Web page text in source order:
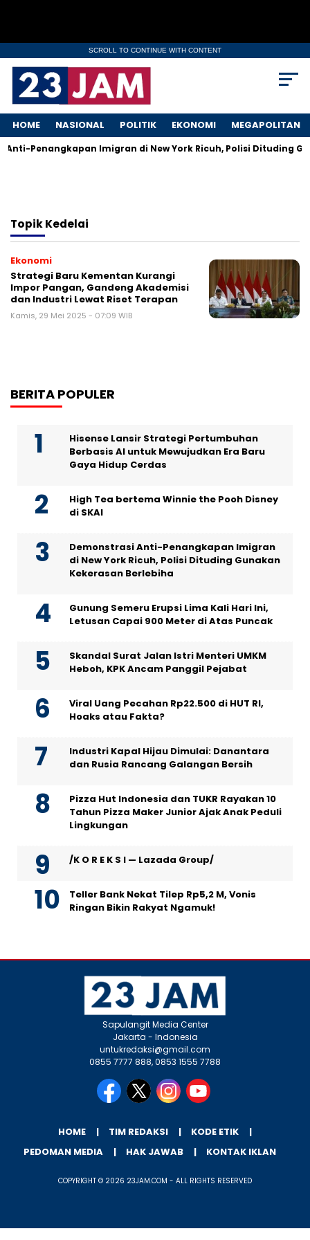
SCROLL TO CONTINUE WITH CONTENT
HOME NASIONAL POLITIK EKONOMI MEGAPOLITAN
Penangkapan Imigran di New York Ricuh, Polisi Dituding
TopikKedelai
Ekonomi
Strategi Baru Kementan Kurangi
Impor Pangan, Gandeng Akademisi
dan Industri Lewat Riset Terapan
Kamis, 29 Mei 2025 - 07:09 WIB
BERITA POPULER
Hisense Lansir Strategi Pertumbuhan
Berbasis AI untuk Mewujudkan Era Baru
Gaya Hidup Cerdas
High Tea bertema Winnie the Pooh Disney
di SKAI
Demonstrasi Anti-Penangkapan Imigran
di New York Ricuh, Polisi Dituding Gunakan
Kekerasan Berlebiha
Gunung Semeru Erupsi Lima Kali Hari Ini,
Letusan Capai 900 Meter di Atas Puncak
Skandal Surat Jalan Istri Menteri UMKM
Heboh, KPK Ancam Panggil Pejabat
Viral Uang Pecahan Rp22.500 di HUT RI,
Hoaks atau Fakta?
Industri Kapal Hijau Dimulai: Danantara
dan Rusia Rancang Galangan Bersih
Pizza Hut Indonesia dan TUKR Rayakan 10
Tahun Pizza Maker Junior Ajak Anak Peduli
Lingkungan
/K O R E K S I — Lazada Group/
Teller Bank Nekat Tilep Rp5,2 M, Vonis
Ringan Bikin Rakyat Ngamuk!
Sapulangit Media Center
Jakarta - Indonesia
untukredaksi@gmail.com
0855 7777 888, 0853 1555 7788
HOME TIM REDAKSI
KODE ETIK
PEDOMAN MEDIA
HAK JAWAB KONTAK IKLAN
COPYRIGHT © 2026 23JAM.COM - ALL RIGHTS RESERVED